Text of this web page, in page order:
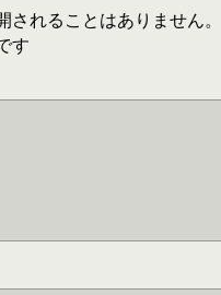
れることはありません。
す